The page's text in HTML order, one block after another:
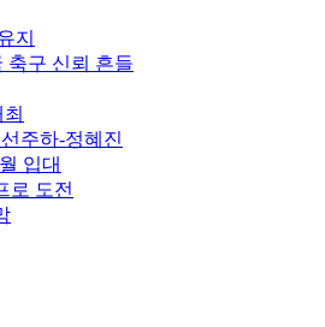
지
축구 신뢰 흔들
주하-정혜진
입대
로 도전